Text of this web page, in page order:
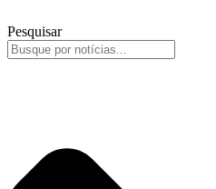
Pesquisar